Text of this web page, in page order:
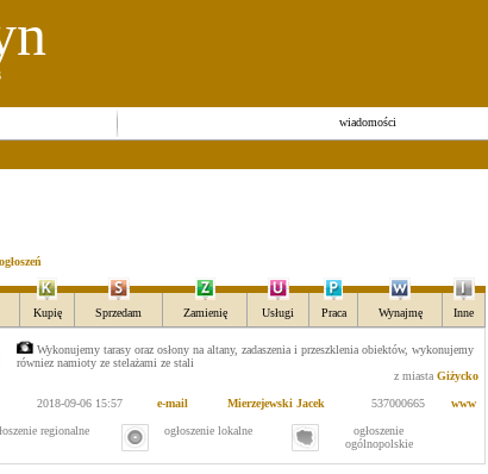
wiadomości
Kupię Sprzedam Zamienię Usługi Praca Wynajmę Inne
Wykonujemy tarasy oraz osłony na altany, zadaszenia i przeszklenia obiektów, wykonujemy
równiez namioty ze stelażami ze stali
z miasta Giżycko
2018-09-06 15:57 e-mail Mierzejewski Jacek 537000665 www
regionalne ogłoszenie lokalne
ogłoszenie
ogólnopolskie